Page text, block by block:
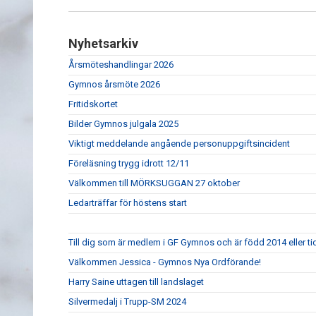
Nyhetsarkiv
Årsmöteshandlingar 2026
Gymnos årsmöte 2026
Fritidskortet
Bilder Gymnos julgala 2025
Viktigt meddelande angående personuppgiftsincident
Föreläsning trygg idrott 12/11
Välkommen till MÖRKSUGGAN 27 oktober
Ledarträffar för höstens start
Till dig som är medlem i GF Gymnos och är född 2014 eller
Välkommen Jessica - Gymnos Nya Ordförande!
Harry Saine uttagen till landslaget
Silvermedalj i Trupp-SM 2024